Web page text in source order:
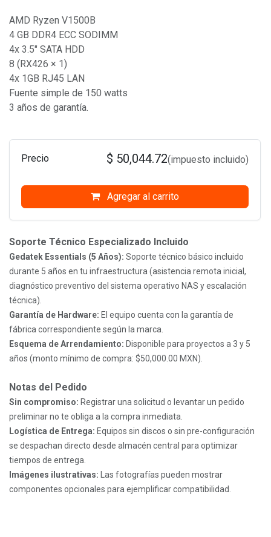
AMD Ryzen V1500B
4 GB DDR4 ECC SODIMM
4x 3.5" SATA HDD
8 (RX426 × 1)
4x 1GB RJ45 LAN
Fuente simple de 150 watts
3 años de garantía.
Agregar al carrito
Precio $ 50,044.72(impuesto incluido)
Soporte Técnico Especializado Incluido
Gedatek Essentials (5 Años): Soporte técnico básico incluido
durante 5 años en tu infraestructura (asistencia remota inicial,
diagnóstico preventivo del sistema operativo NAS y escalación
técnica).
Garantía de Hardware: El equipo cuenta con la garantía de
fábrica correspondiente según la marca.
Esquema de Arrendamiento: Disponible para proyectos a 3 y 5
años (monto mínimo de compra: $50,000.00 MXN).
Notas del Pedido
Sin compromiso: Registrar una solicitud o levantar un pedido
preliminar no te obliga a la compra inmediata.
Logística de Entrega: Equipos sin discos o sin pre-configuración
se despachan directo desde almacén central para optimizar
tiempos de entrega.
Imágenes ilustrativas: Las fotografías pueden mostrar
componentes opcionales para ejemplificar compatibilidad.